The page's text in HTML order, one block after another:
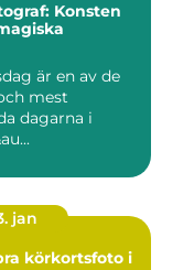
Konsten
är en av de
mest
dagarna i
jan
körkortsfoto i